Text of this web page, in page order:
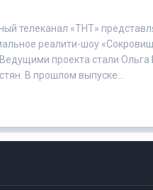
телеканал «ТНТ»
реалити-шоу
проекта стали Ольга
В прошлом выпуске...